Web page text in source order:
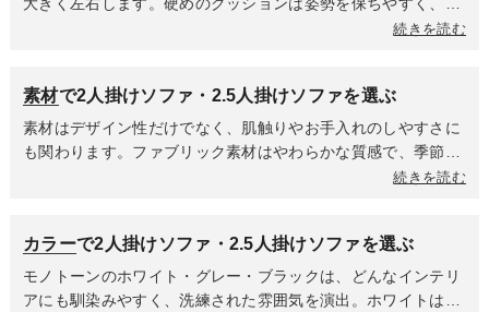
フェのように会話を楽しみたい方におすすめ。柔らかめのクッ
わるため、商品説明やレビューを参考に自分好みの座り心地を
選びましょう。
続きを読む
素材で2人掛けソファ・2.5人掛けソファを選ぶ
素材はデザイン性だけでなく、肌触りやお手入れのしやすさに
も関わります。ファブリック素材はやわらかな質感で、季節を
問わず快適。カラーバリエーションも豊富で、お部屋のアクセ
ったりです。
続きを読む
カラーで2人掛けソファ・2.5人掛けソファを選ぶ
モノトーンのホワイト・グレー・ブラックは、どんなインテリ
アにも馴染みやすく、洗練された雰囲気を演出。ホワイトは明